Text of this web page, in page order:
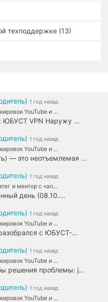
техподдержке (13)
1 год назад
YouTube и ...
ЮБУСТ VPN Наружу ...
1 год назад
YouTube и ...
— это неотъемлемая ...
1 год назад
и ментор с «ал...
день (08.10....
1 год назад
YouTube и ...
с ЮБУСТ-...
1 год назад
YouTube и ...
решения проблемы: j...
1 год назад
YouTube и ...